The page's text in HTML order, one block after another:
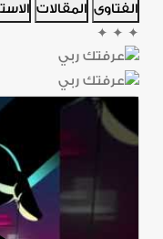
الفتاوى المقالات
✦
✦
✦